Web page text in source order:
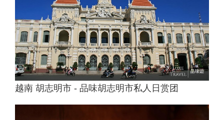
越南 胡志明市 - 品味胡志明市私人日赏团